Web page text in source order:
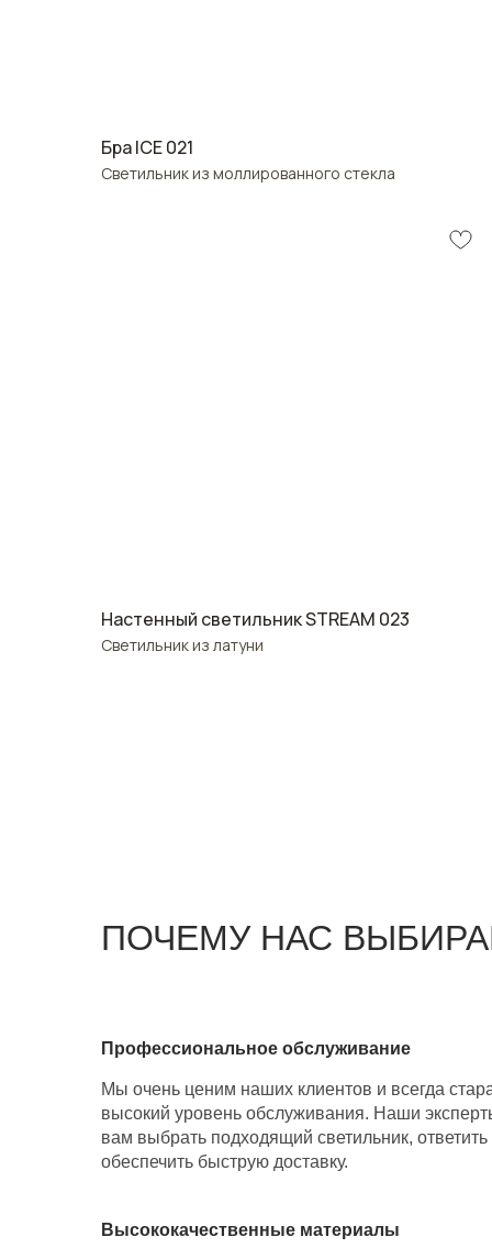
Бра ICE 021
Светильник из моллированного стекла
Настенный светильник STREAM 023
Светильник из латуни
ПОЧЕМУ НАС
Высококачественные материалы
Мы очень ценим наших клиентов и всегда
высокий уровень обслуживания. Наши
вам выбрать подходящий светильник,
обеспечить быструю доставку.
Профессиональное обслуживание